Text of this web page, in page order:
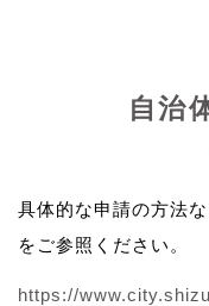
自治
具体的な申請の方法
をご参照ください。
https://